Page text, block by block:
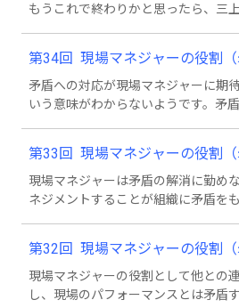
もうこれで終わりかと思ったら、三
ういうことかと言うと・・・。
第34回 現場マネジャーの役割（
矛盾への対応が現場マネジャーに期
いう意味がわからないようです。矛
第33回 現場マネジャーの役割（
現場マネジャーは矛盾の解消に勤め
ネジメントすることが組織に矛盾を
とめてくれました。それは何かと言
第32回 現場マネジャーの役割（
現場マネジャーの役割として他との
し、現場のパフォーマンスとは矛盾